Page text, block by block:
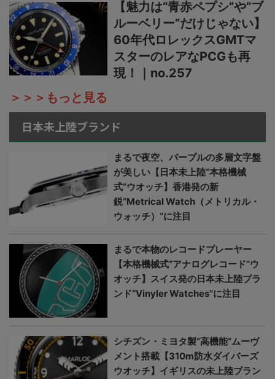
【魅力は“青赤ペプシ”や“ブ
ルーベリー”だけじゃない】
60年代ロレックスGMTマ
スターのレアなPCGも再
現！｜no.257
＞＞＞もっと見る
日本未上陸ブランド
まるで夜空、パープルの多層文字盤
が美しい【日本未上陸“本格機械
式”ウオッチ】香港発の新
鋭“Metrical Watch（メトリカル・
ウォッチ）”に注目
まるで本物のレコードプレーヤー
【本格機械式“アナログレコード”ウ
オッチ】スイス発の日本未上陸ブラ
ンド“Vinyler Watches”に注目
シチズン・ミヨタ製“高機能”ムーヴ
メント搭載【310m防水ダイバーズ
ウオッチ】イギリスの未上陸ブラン